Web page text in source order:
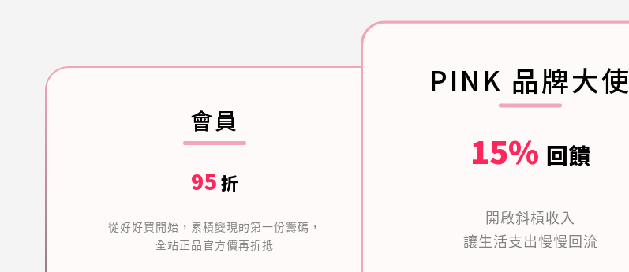
會員
95折
從好好買開始，累積變現的第一份籌碼，
全站正品官方價再折抵
PINK 品牌大使
15% 回饋
開啟斜槓收入
讓生活支出慢慢回流